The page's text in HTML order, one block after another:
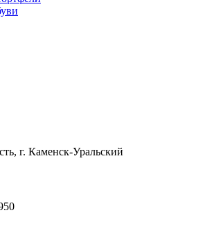
г. Каменск-Уральский